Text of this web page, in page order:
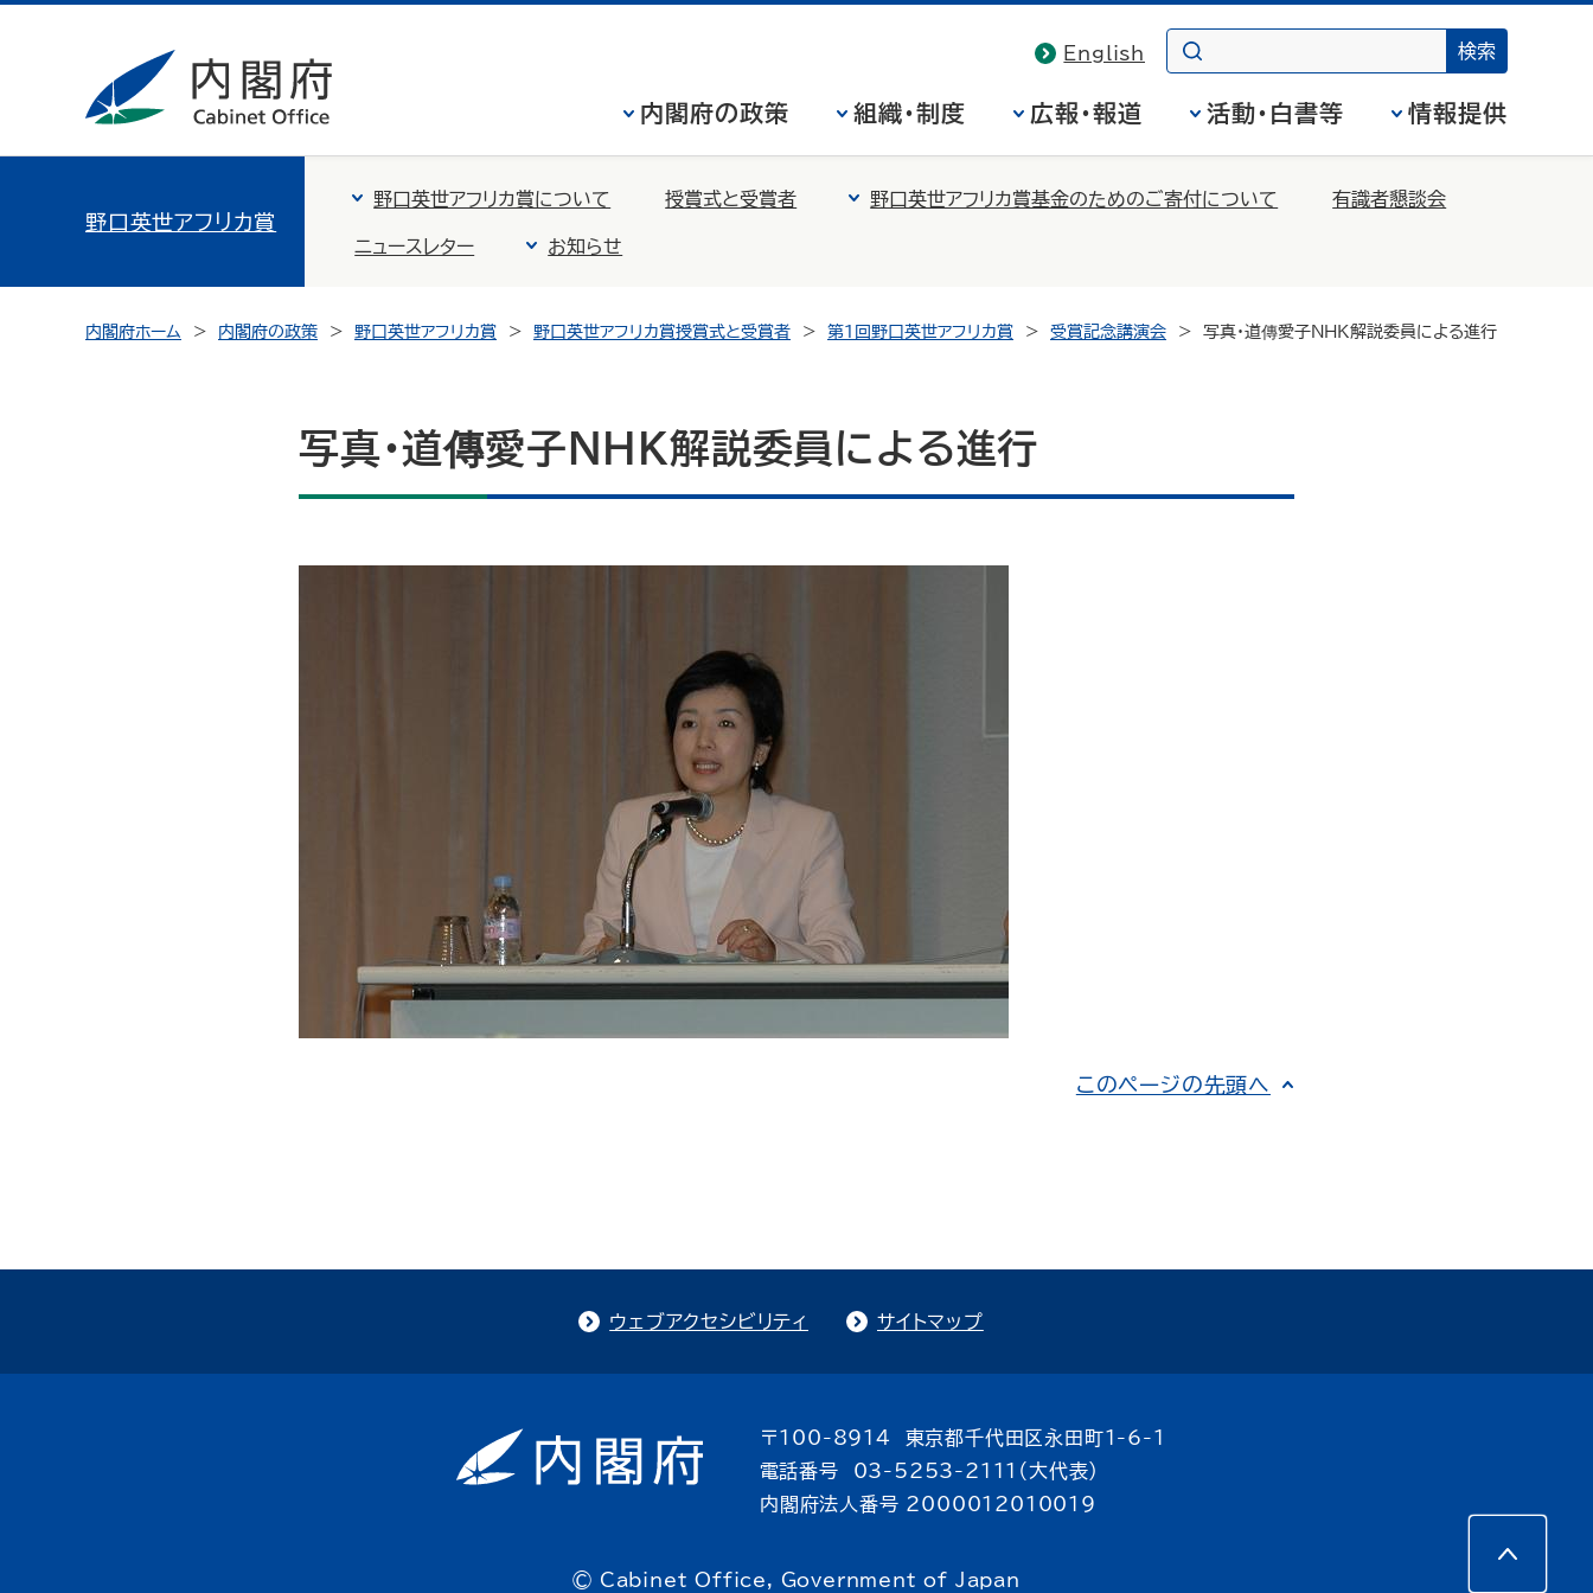
English
内閣府の政策 組織・制度 広報・報道 活動・白書等 情報提供
野口英世アフリカ賞
野口英世アフリカ賞について 授賞式と受賞者 野口英世アフリカ賞基金のためのご寄付について 有識者懇談会
ニュースレター お知らせ
内閣府ホーム 内閣府の政策 野口英世アフリカ賞 野口英世アフリカ賞授賞式と受賞者 第1回野口英世アフリカ賞 受賞記念講演会 写真・道傳愛子ＮＨＫ解説委員による進行
写真・道傳愛子ＮＨＫ解説委員による進行
このページの先頭へ
ウェブアクセシビリティ サイトマップ
〒100-8914 東京都千代田区永田町1-6-1
電話番号 03-5253-2111（大代表）
内閣府法人番号 2000012010019
© Cabinet Office, Government of Japan